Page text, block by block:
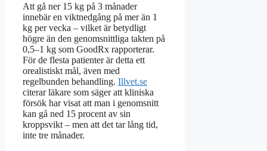
Att gå ner 15 kg på 3 månader
innebär en viktnedgång på mer än 1
kg per vecka – vilket är betydligt
högre än den genomsnittliga takten på
0,5–1 kg som GoodRx rapporterar.
För de flesta patienter är detta ett
orealistiskt mål, även med
regelbunden behandling. Illvet.se
citerar läkare som säger att kliniska
försök har visat att man i genomsnitt
kan gå ned 15 procent av sin
kroppsvikt – men att det tar lång tid,
inte tre månader.